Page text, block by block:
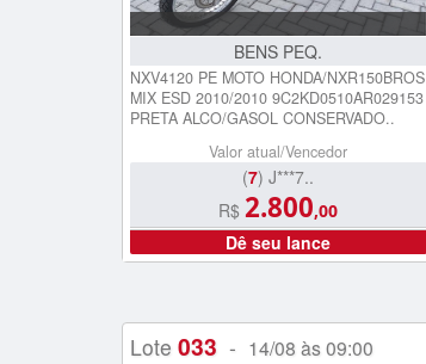
BENS PEQ.
NXV4120 PE MOTO HONDA/NXR150BROS
MIX ESD 2010/2010 9C2KD0510AR029153
PRETA ALCO/GASOL CONSERVADO..
Valor atual/Vencedor
(7) J***7..
R$2.800,00
Dê seu lance
Lote 033 - 14/08 às 09:00